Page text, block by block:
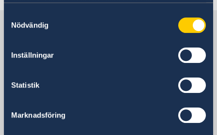
Nödvändig
Inställningar
Statistik
Marknadsföring
Sweden in Liechtenstein
Sweden's mission
Swedish consulates